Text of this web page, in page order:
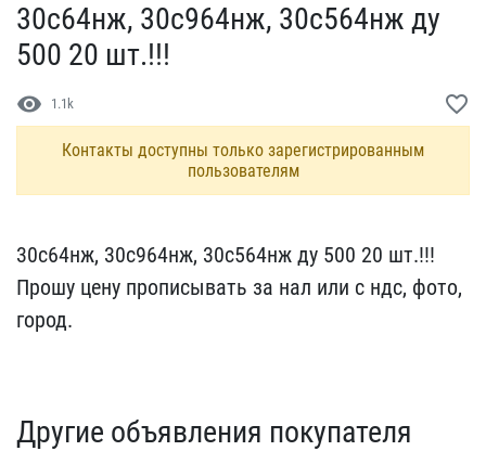
30с64нж, 30с964нж, 30с5​64нж ду
500 20 шт.!!!
visibility 1.1k favorite_border
Контакты доступны только зарегистрированным
пользователям
30с64нж, 30с964нж, 30с5​64нж ду 500 20 шт.!!!
Пр​ошу цену прописывать за ​нал или с ндс, фото,
гор​од.
Другие объявления покупателя